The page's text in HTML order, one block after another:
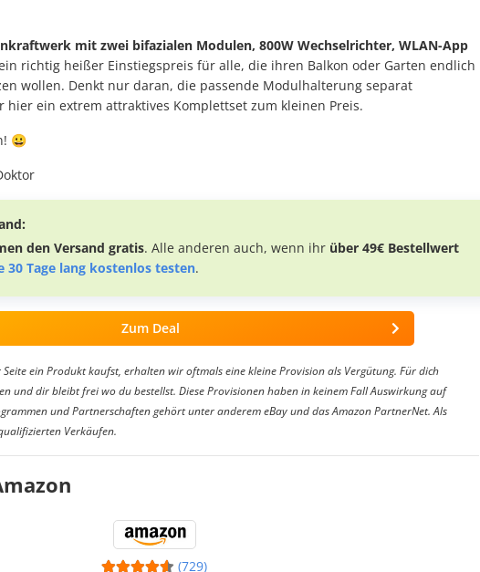
mit zwei bifazialen Modulen, 800W Wechselrichter, WLAN-App
richtig heißer Einstiegspreis für alle, die ihren Balkon oder Garten endlich
wollen. Denkt nur daran, die passende Modulhalterung separat
ein extrem attraktives Komplettset zum kleinen Preis.
😀
den Versand gratis. Alle anderen auch, wenn ihr über 49€ Bestellwert
30 Tage lang kostenlos testen.
Zum Deal
ein Produkt kaufst, erhalten wir oftmals eine kleine Provision als Vergütung. Für dich
und dir bleibt frei wo du bestellst. Diese Provisionen haben in keinem Fall Auswirkung auf
und Partnerschaften gehört unter anderem eBay und das Amazon PartnerNet. Als
Verkäufen.
(729)